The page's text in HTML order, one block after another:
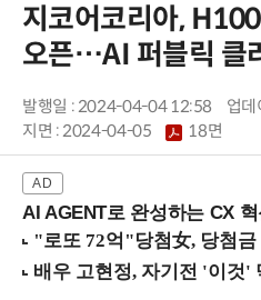
지코어코리아,
오픈…AI 퍼블릭 클
발행일 : 2024-04-04 12:58
업
지면 :2024-04-05 18면
AI AGENT로 완성하는 CX